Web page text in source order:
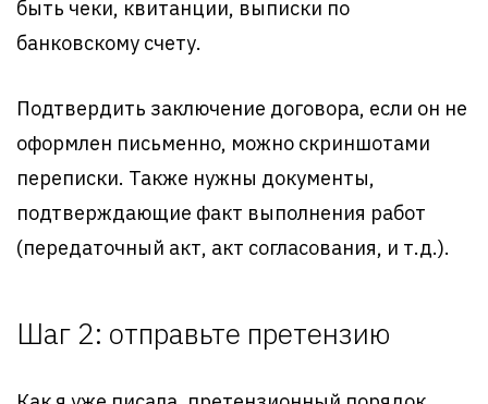
быть чеки, квитанции, выписки по
банковскому счету.
Подтвердить заключение договора, если он не
оформлен письменно, можно скриншотами
переписки. Также нужны документы,
подтверждающие факт выполнения работ
(передаточный акт, акт согласования, и т.д.).
Шаг 2: отправьте претензию